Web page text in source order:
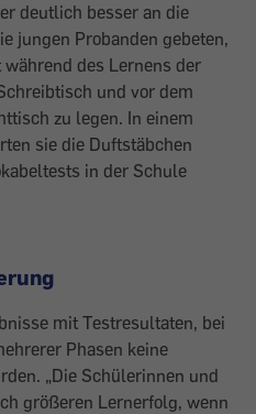
deutlich besser an die
jungen Probanden gebeten,
des Lernens der
und vor dem
zu legen. In einem
sie die Duftstäbchen
in der Schule
mit Testresultaten, bei
Phasen keine
„Die Schülerinnen und
größeren Lernerfolg, wenn